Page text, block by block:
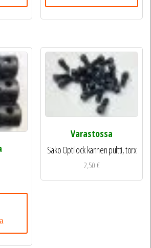
Varastossa
Sako Optilock kannen pultti, torx
2,50€